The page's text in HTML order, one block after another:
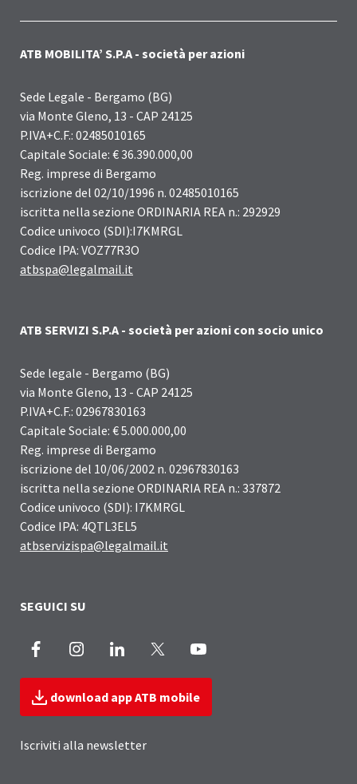
ATB MOBILITA’ S.P.A - società per azioni
Sede Legale - Bergamo (BG)
via Monte Gleno, 13 - CAP 24125
P.IVA+C.F.: 02485010165
Capitale Sociale: € 36.390.000,00
Reg. imprese di Bergamo
iscrizione del 02/10/1996 n. 02485010165
iscritta nella sezione ORDINARIA REA n.: 292929
Codice univoco (SDI):I7KMRGL
Codice IPA: VOZ77R3O
atbspa@legalmail.it
ATB SERVIZI S.P.A - società per azioni con socio unico
Sede legale - Bergamo (BG)
via Monte Gleno, 13 - CAP 24125
P.IVA+C.F.: 02967830163
Capitale Sociale: € 5.000.000,00
Reg. imprese di Bergamo
iscrizione del 10/06/2002 n. 02967830163
iscritta nella sezione ORDINARIA REA n.: 337872
Codice univoco (SDI): I7KMRGL
Codice IPA: 4QTL3EL5
atbservizispa@legalmail.it
SEGUICI SU
Facebook InstagramLinkedIn
download app ATB mobile
Iscriviti alla newsletter